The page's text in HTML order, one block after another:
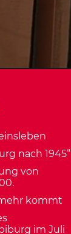
nach 1945“
von
kommt
im Juli